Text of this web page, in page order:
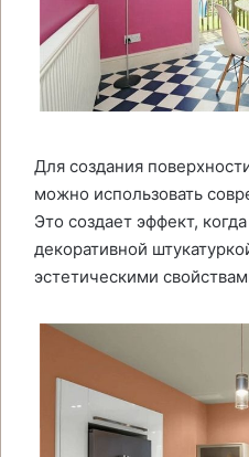
Для создания
можно использовать
Это создает эффект,
декоративной
эстетическими